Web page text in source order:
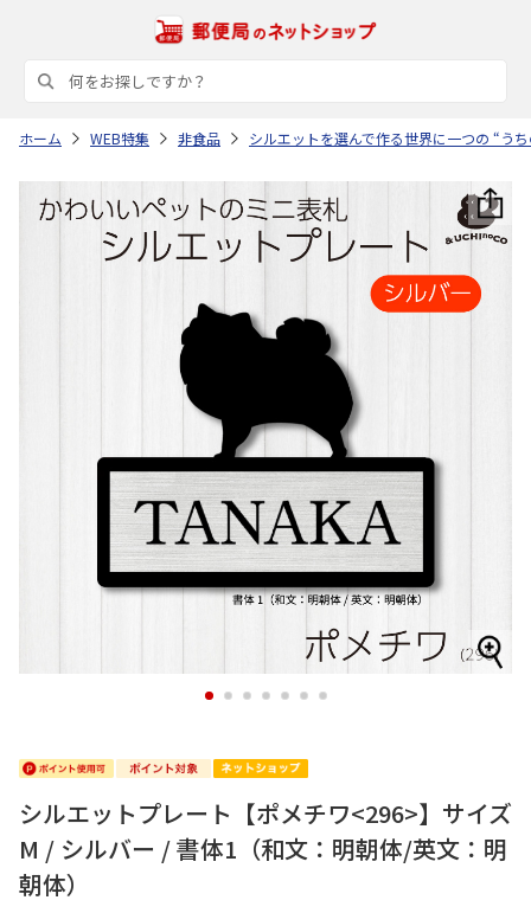
ホーム WEB特集 非食品 シルエットを選んで作る世界に一つの “う
1 2 3 4 5 6 7
シルエットプレート【ポメチワ<296>】サイズ
M / シルバー / 書体1（和文：明朝体/英文：明
朝体）